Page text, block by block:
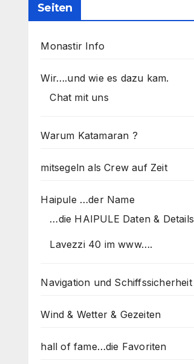
Seiten
Monastir Info
Wir….und wie es dazu kam.
Chat mit uns
Warum Katamaran ?
mitsegeln als Crew auf Zeit
Haipule …der Name
…die HAIPULE Daten & Details
Lavezzi 40 im www….
Navigation und Schiffssicherheit
Wind & Wetter & Gezeiten
hall of fame…die Favoriten